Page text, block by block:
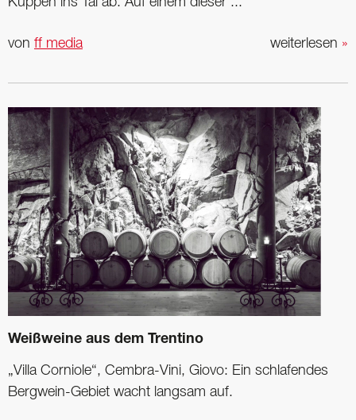
weiterlesen »
von ff media
Weißweine aus dem Trentino
„Villa Corniole“, Cembra-Vini, Giovo: Ein schlafendes
Bergwein-Gebiet wacht langsam auf.